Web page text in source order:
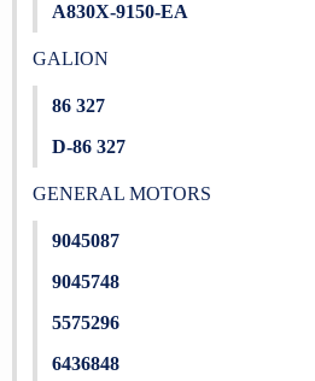
A830X-9150-EA
GALION
86 327
D-86 327
GENERAL MOTORS
9045087
9045748
5575296
6436848